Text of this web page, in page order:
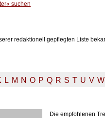
suchen
redaktionell gepflegten Liste
L M N O P Q R S T U V W
Die empfohlenen